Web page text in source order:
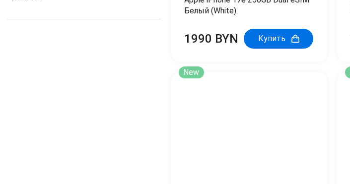
Белый (White)
1990 BYN Купить
New